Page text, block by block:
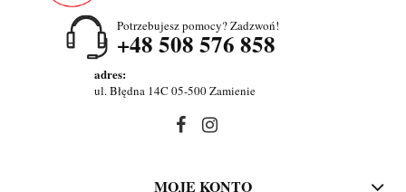
Potrzebujesz pomocy? Zadzwoń!
+48 508 576 858
adres:
ul. Błędna 14C 05-500 Zamienie
MOJE KONTO